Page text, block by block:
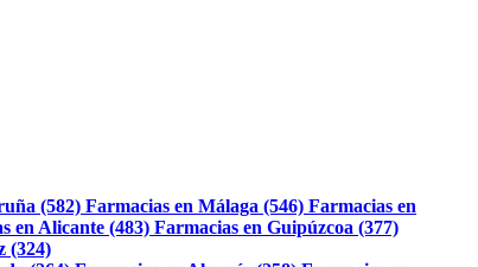
(582) Farmacias en Málaga (546) Farmacias en
en Alicante (483) Farmacias en Guipúzcoa (377)
(324)